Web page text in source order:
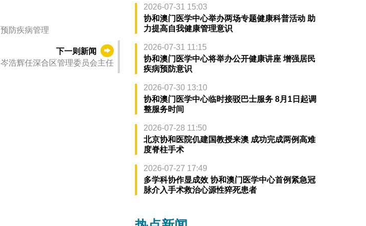
展趋势作出预防疾病管理
下一则新闻
浩辉任深合区管理委员会主任
2026-07-31 15:03
协和澳门医学中心举办两场专题健康科普活动 助
力提高自我健康管理意识
2026-07-31 11:15
协和澳门医学中心将举办公开健康讲座 增强居民
疾病预防意识
2026-07-30 13:10
协和澳门医学中心临时接驳巴士服务 8月1日起调
整服务时间
2026-07-28 11:50
北京协和医院仉建国教授来澳 成功完成两例高难
度脊柱手术
2026-07-27 17:49
多学科协作显成效 协和澳门医学中心首例紧急冠
脉介入手术救治心源性猝死患者